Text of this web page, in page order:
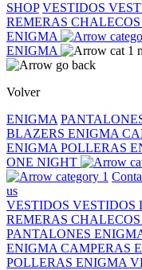
SHOP VESTIDOS
REMERAS CHALECOS
ENIGMA
ENIGMA
Volver
ENIGMA
BLAZERS ENIGMA
ENIGMA POLLERAS
ONE NIGHT
us
VESTIDOS VESTIDOS
REMERAS CHALECOS
PANTALONES
ENIGMA CAMPERAS
POLLERAS ENIGMA